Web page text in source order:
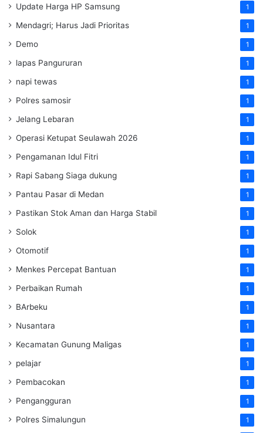
Update Harga HP Samsung 1
Mendagri; Harus Jadi Prioritas 1
Demo 1
lapas Pangururan 1
napi tewas 1
Polres samosir 1
Jelang Lebaran 1
Operasi Ketupat Seulawah 2026 1
Pengamanan Idul Fitri 1
Rapi Sabang Siaga dukung 1
Pantau Pasar di Medan 1
Pastikan Stok Aman dan Harga Stabil 1
Solok 1
Otomotif 1
Menkes Percepat Bantuan 1
Perbaikan Rumah 1
BArbeku 1
Nusantara 1
Kecamatan Gunung Maligas 1
pelajar 1
Pembacokan 1
Pengangguran 1
Polres Simalungun 1